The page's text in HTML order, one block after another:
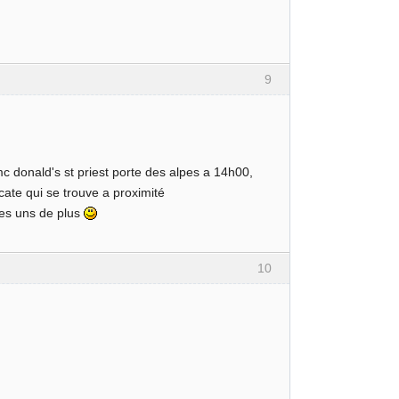
9
donald's st priest porte des alpes a 14h00,
qui se trouve a proximité
uns de plus
10